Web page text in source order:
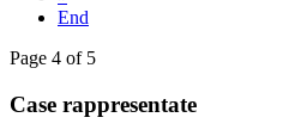
End
Page 4 of 5
Case rappresentate